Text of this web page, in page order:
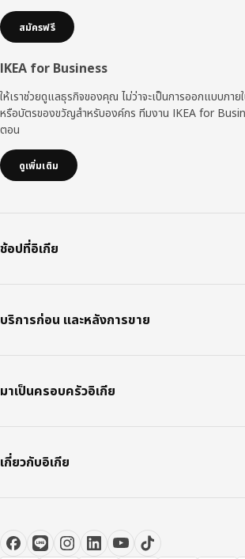
สมัครฟรี
IKEA for Business
ให้เราช่วยดูแลธุรกิจของคุณ ไม่ว่าจะเป็นการออกแบบภาย
หรือบัตรของขวัญสำหรับองค์กร ทีมงาน IKEA for
ตอน
ดูเพิ่มเติม
ช้อปที่อิเกีย
บริการก่อน และหลังการขาย
มาเป็นครอบครัวอิเกีย
เกี่ยวกับอิเกีย